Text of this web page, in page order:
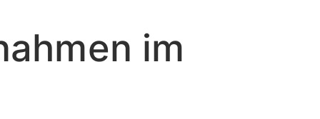
im